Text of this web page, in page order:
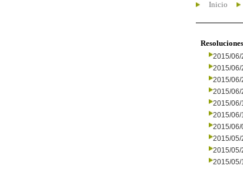
Inicio
2015/06/
2015/06/
2015/06/
2015/06/
2015/06/
2015/06/
2015/06/
2015/05/
2015/05/
2015/05/